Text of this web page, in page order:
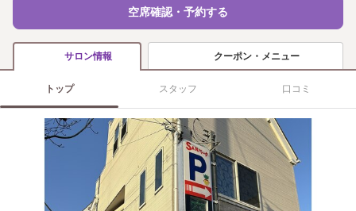
空席確認・予約する
サロン情報 クーポン・メニュー
トップ スタッフ 口コミ